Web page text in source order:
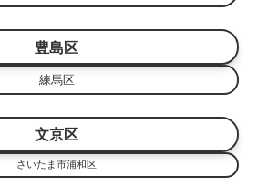
豊島区
練馬区
文京区
さいたま市浦和区